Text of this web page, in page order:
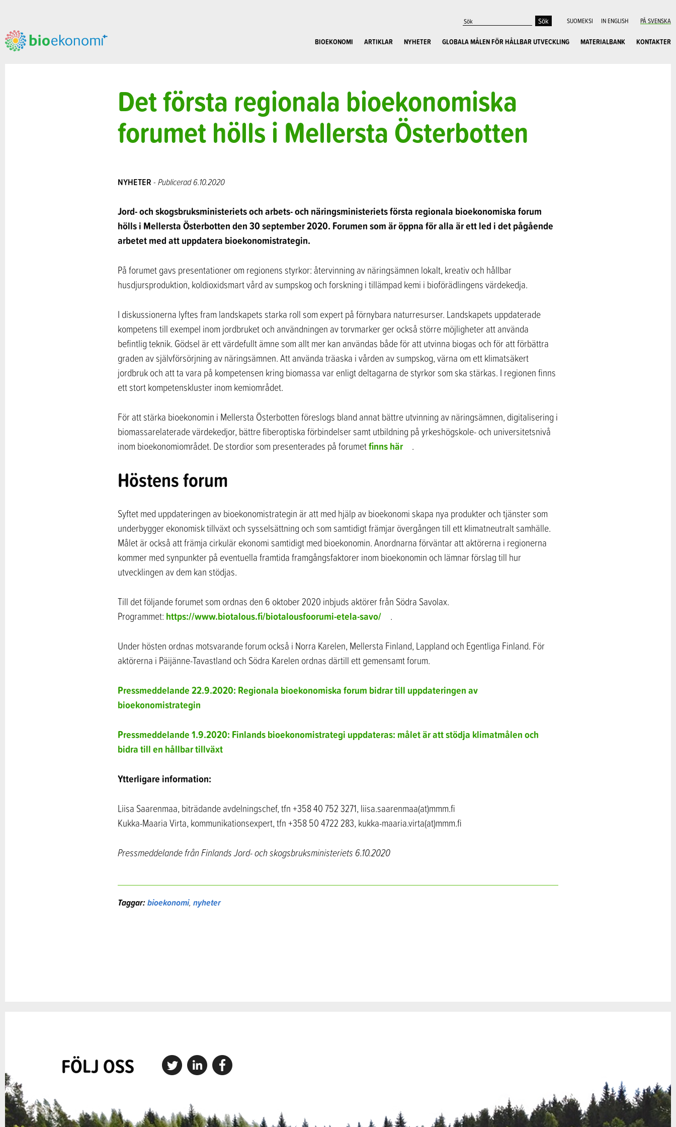
SUOMEKSI IN ENGLISH PÅ SVENSKA
BIOEKONOMI ARTIKLAR NYHETER GLOBALA MÅLEN FÖR HÅLLBAR UTVECKLING MATERIALBANK KONTAKTER
Det första regionala bioekonomiska
forumet hölls i Mellersta Österbotten
NYHETER - Publicerad 6.10.2020
Jord- och skogsbruksministeriets och arbets- och näringsministeriets första regionala bioekonomiska forum
hölls i Mellersta Österbotten den 30 september 2020. Forumen som är öppna för alla är ett led i det pågående
arbetet med att uppdatera bioekonomistrategin.
På forumet gavs presentationer om regionens styrkor: återvinning av näringsämnen lokalt, kreativ och hållbar
husdjursproduktion, koldioxidsmart vård av sumpskog och forskning i tillämpad kemi i bioförädlingens värdekedja.
I diskussionerna lyftes fram landskapets starka roll som expert på förnybara naturresurser. Landskapets uppdaterade
kompetens till exempel inom jordbruket och användningen av torvmarker ger också större möjligheter att använda
befintlig teknik. Gödsel är ett värdefullt ämne som allt mer kan användas både för att utvinna biogas och för att förbättra
graden av självförsörjning av näringsämnen. Att använda träaska i vården av sumpskog, värna om ett klimatsäkert
jordbruk och att ta vara på kompetensen kring biomassa var enligt deltagarna de styrkor som ska stärkas. I regionen finns
ett stort kompetenskluster inom kemiområdet.
För att stärka bioekonomin i Mellersta Österbotten föreslogs bland annat bättre utvinning av näringsämnen, digitalisering i
biomassarelaterade värdekedjor, bättre fiberoptiska förbindelser samt utbildning på yrkeshögskole- och universitetsnivå
inom bioekonomiområdet. De stordior som presenterades på forumetfinns här .
Höstens forum
Syftet med uppdateringen av bioekonomistrategin är att med hjälp av bioekonomi skapa nya produkter och tjänster som
underbygger ekonomisk tillväxt och sysselsättning och som samtidigt främjar övergången till ett klimatneutralt samhälle.
Målet är också att främja cirkulär ekonomi samtidigt med bioekonomin. Anordnarna förväntar att aktörerna i regionerna
kommer med synpunkter på eventuella framtida framgångsfaktorer inom bioekonomin och lämnar förslag till hur
utvecklingen av dem kan stödjas.
Till det följande forumet som ordnas den 6 oktober 2020 inbjuds aktörer från Södra Savolax.
Programmet: https://www.biotalous.fi/biotalousfoorumi-etela-savo/ .
Under hösten ordnas motsvarande forum också i Norra Karelen, Mellersta Finland, Lappland och Egentliga Finland. För
aktörerna i Päijänne-Tavastland och Södra Karelen ordnas därtill ett gemensamt forum.
Pressmeddelande 22.9.2020: Regionala bioekonomiska forum bidrar till uppdateringen av
bioekonomistrategin
Pressmeddelande 1.9.2020: Finlands bioekonomistrategi uppdateras: målet är att stödja klimatmålen och
bidra till en hållbar tillväxt
Ytterligare information:
Liisa Saarenmaa, biträdande avdelningschef, tfn +358 40 752 3271, liisa.saarenmaa(at)mmm.fi
Kukka-Maaria Virta, kommunikationsexpert, tfn +358 50 4722 283, kukka-maaria.virta(at)mmm.fi
Pressmeddelande från Finlands Jord- och skogsbruksministeriets 6.10.2020
Taggar:bioekonomi, nyheter
FÖLJ OSS